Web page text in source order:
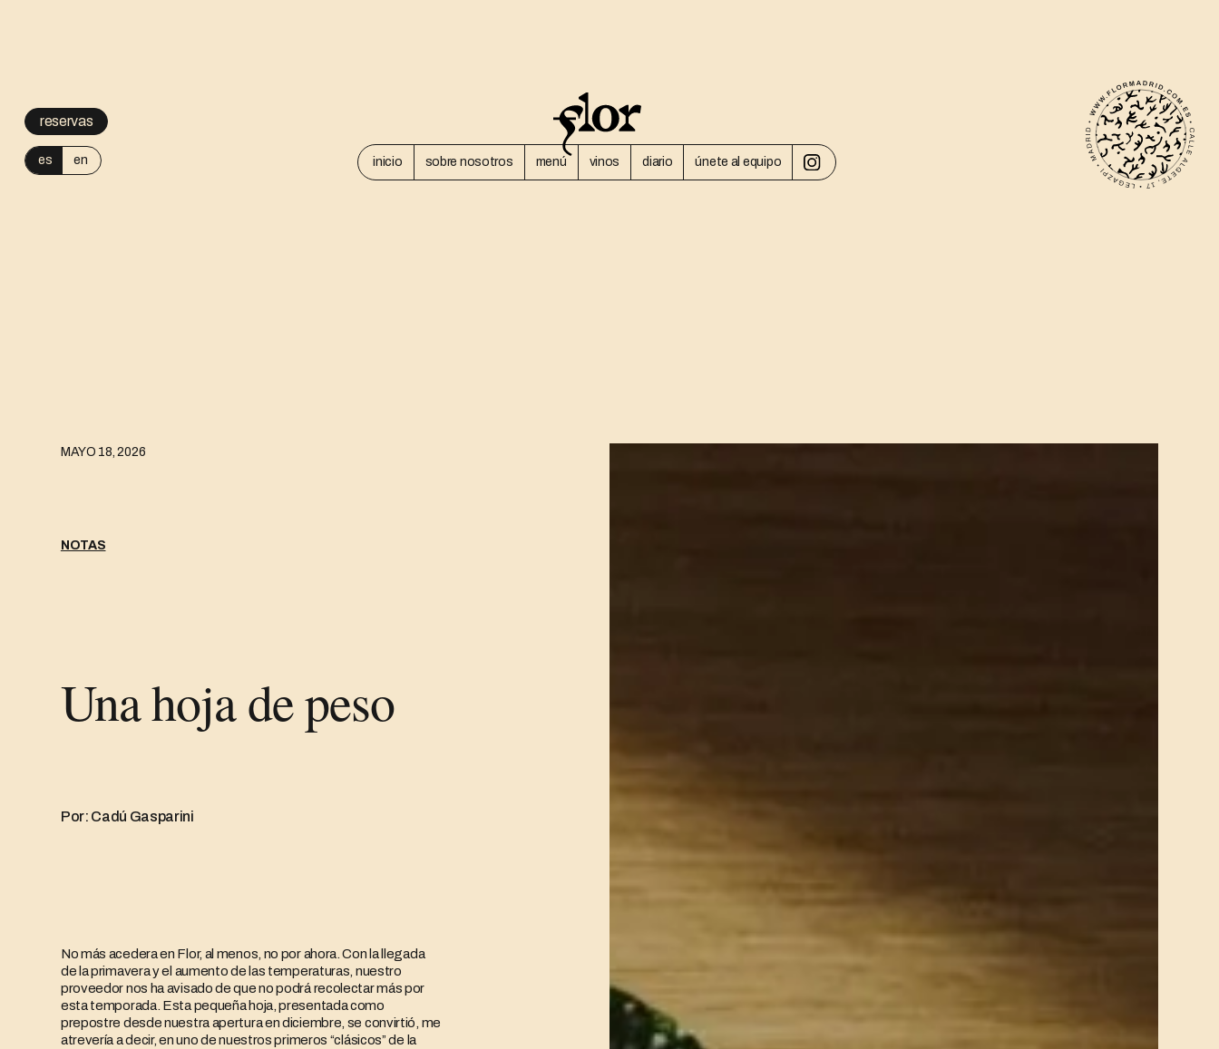
reservas
en
es inicio sobre nosotros menú vinos diario únete al equipo
MAYO 18, 2026
NOTAS
Una hoja de peso
Por: Cadú Gasparini
No más acedera en Flor, al menos, no por ahora. Con la llegada
de la primavera y el aumento de las temperaturas, nuestro
proveedor nos ha avisado de que no podrá recolectar más por
esta temporada. Esta pequeña hoja, presentada como
prepostre desde nuestra apertura en diciembre, se convirtió, me
atrevería a decir, en uno de nuestros primeros “clásicos” de la